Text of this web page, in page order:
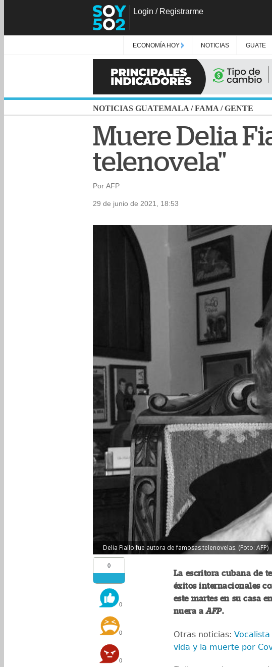
Login / Registrarme
ECONOMÍA HOY NOTICIAS GUATE
NOTICIAS GUATEMALA /FAMA /GENTE
Muere Delia
telenovela"
Por AFP
29 de junio de 2021, 18:53
Delia Fiallo fue autora de famosas telenovelas. (Foto: AFP)
0
0
0
0
La escritora cubana de
éxitos internacionales
este martes en su casa
nuera aAFP.
Otras noticias:
vida y la muerte por